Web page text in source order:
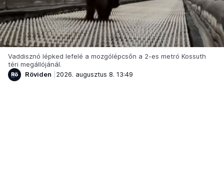
Vaddisznó lépked lefelé a mozgólépcsőn a 2-es metró Kossuth
téri megállójánál.
Röviden
2026. augusztus 8. 13:49